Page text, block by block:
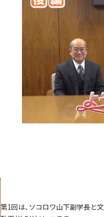
第1回は、ソコロワ山下副学長と